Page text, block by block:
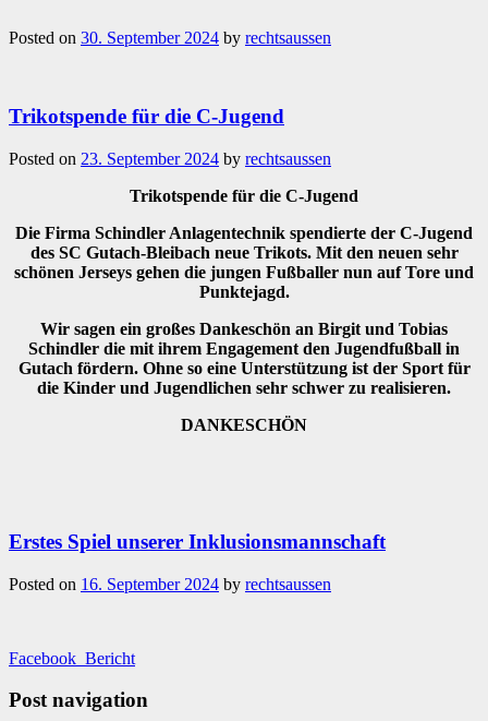
Posted on 30. September 2024 by rechtsaussen
Trikotspende für die C-Jugend
Posted on 23. September 2024 by rechtsaussen
Trikotspende für die C-Jugend
Die Firma Schindler Anlagentechnik spendierte der C-Jugend
des SC Gutach-Bleibach neue Trikots. Mit den neuen sehr
schönen Jerseys gehen die jungen Fußballer nun auf Tore und
Punktejagd.
Wir sagen ein großes Dankeschön an Birgit und Tobias
Schindler die mit ihrem Engagement den Jugendfußball in
Gutach fördern. Ohne so eine Unterstützung ist der Sport für
die Kinder und Jugendlichen sehr schwer zu realisieren.
DANKESCHÖN
Erstes Spiel unserer Inklusionsmannschaft
Posted on 16. September 2024 by rechtsaussen
Facebook_Bericht
Post navigation